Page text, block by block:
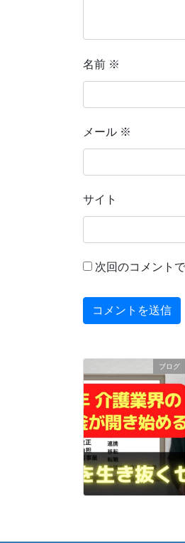
名前 ※
メール ※
サイト
次回のコメント
ブログ